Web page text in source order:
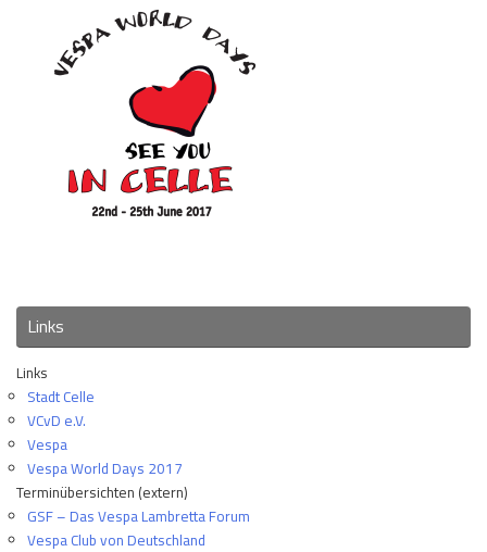
Links
Links
Stadt Celle
VCvD e.V.
Vespa
Vespa World Days 2017
Terminübersichten (extern)
GSF – Das Vespa Lambretta Forum
Vespa Club von Deutschland